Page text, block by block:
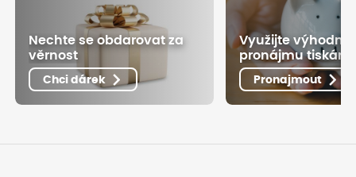
Nechte se obdarovat za
věrnost
Chci dárek
Využijte
pronájmu
Pronajmout